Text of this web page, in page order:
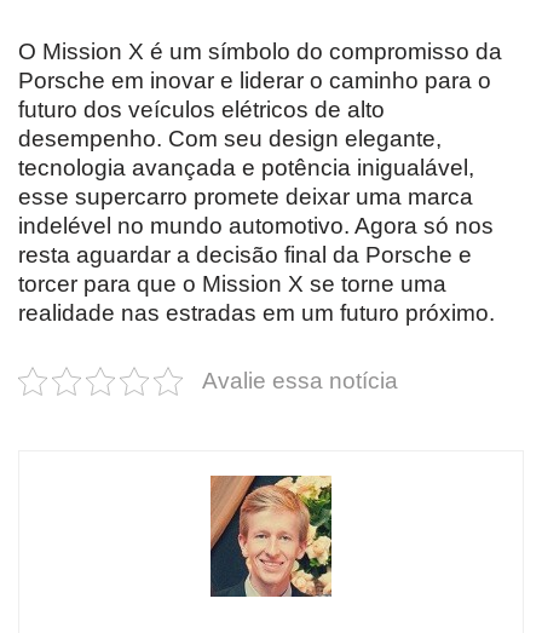
O Mission X é um símbolo do compromisso da
Porsche em inovar e liderar o caminho para o
futuro dos veículos elétricos de alto
desempenho. Com seu design elegante,
tecnologia avançada e potência inigualável,
esse supercarro promete deixar uma marca
indelével no mundo automotivo. Agora só nos
resta aguardar a decisão final da Porsche e
torcer para que o Mission X se torne uma
realidade nas estradas em um futuro próximo.
Avalie essa notícia